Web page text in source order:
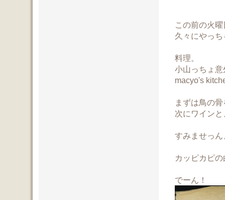
この前の火
久々にやっ
料理。
小山っちょ
macyo's
まずは鳥の
次にワイン
すみませっ
カッピカピ
でーん！